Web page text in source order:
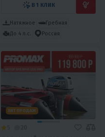
В 1 КЛИК
Натяжное
Гребная
До 4 л.с.
Россия
ХИТ ПРОДАЖ